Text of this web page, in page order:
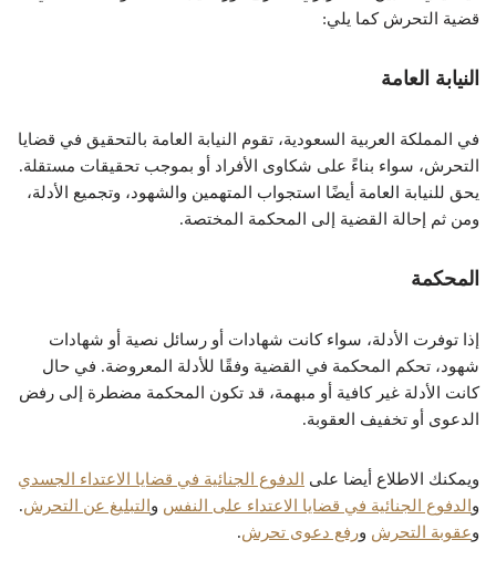
قضية التحرش كما يلي:
النيابة العامة
في المملكة العربية السعودية، تقوم النيابة العامة بالتحقيق في قضايا
التحرش، سواء بناءً على شكاوى الأفراد أو بموجب تحقيقات مستقلة.
يحق للنيابة العامة أيضًا استجواب المتهمين والشهود، وتجميع الأدلة،
ومن ثم إحالة القضية إلى المحكمة المختصة.
المحكمة
إذا توفرت الأدلة، سواء كانت شهادات أو رسائل نصية أو شهادات
شهود، تحكم المحكمة في القضية وفقًا للأدلة المعروضة. في حال
كانت الأدلة غير كافية أو مبهمة، قد تكون المحكمة مضطرة إلى رفض
الدعوى أو تخفيف العقوبة.
ويمكنك الاطلاع أيضا على
الدفوع الجنائية في قضايا الاعتداء الجسدي
و الدفوع الجنائية في قضايا الاعتداء على النفس و التبليغ عن التحرش.
وعقوبة التحرش ورفع دعوى تحرش.